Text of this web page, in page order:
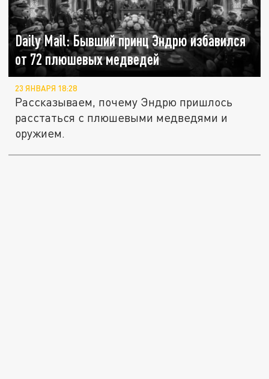
Daily Mail: Бывший принц Эндрю избавился
от 72 плюшевых медведей
23 ЯНВАРЯ 18:28
Рассказываем, почему Эндрю пришлось
расстаться с плюшевыми медведями и
оружием.